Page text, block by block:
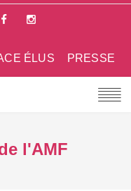
PRESSE
ÉLUS
l'AMF